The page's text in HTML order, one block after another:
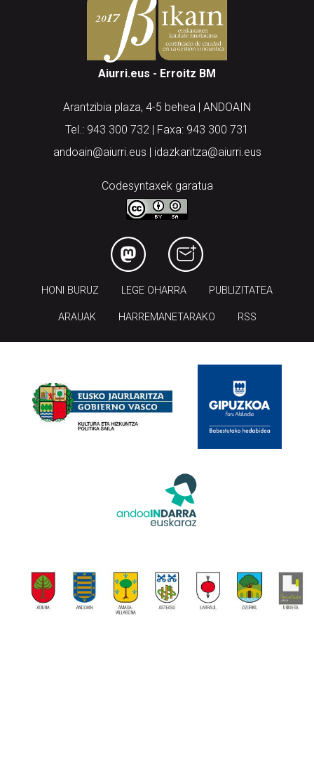
Aiurri.eus - Erroitz BM
Arantzibia plaza, 4-5 behea | ANDOAIN
Tel.: 943 300 732 | Faxa: 943 300 731
andoain@aiurri.eus | idazkaritza@aiurri.eus
Codesyntaxek garatua
HONI BURUZ LEGE OHARRA PUBLIZITATEA
ARAUAK HARREMANETARAKO RSS